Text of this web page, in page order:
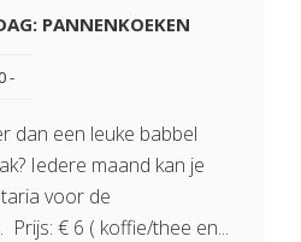
PANNENKOEKEN
-
dan een leuke babbel
Iedere maand kan je
voor de
Prijs: € 6 ( koffie/thee en...